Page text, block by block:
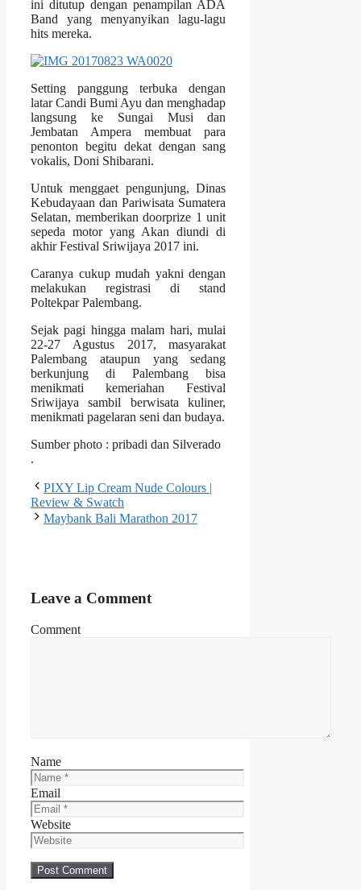
ini ditutup dengan penampilan ADA
Band yang menyanyikan lagu-lagu
hits mereka.
Setting panggung terbuka dengan
latar Candi Bumi Ayu dan menghadap
langsung ke Sungai Musi dan
Jembatan Ampera membuat para
penonton begitu dekat dengan sang
vokalis, Doni Shibarani.
Untuk menggaet pengunjung, Dinas
Kebudayaan dan Pariwisata Sumatera
Selatan, memberikan doorprize 1 unit
sepeda motor yang Akan diundi di
akhir Festival Sriwijaya 2017 ini.
Caranya cukup mudah yakni dengan
melakukan registrasi di stand
Poltekpar Palembang.
Sejak pagi hingga malam hari, mulai
22-27 Agustus 2017, masyarakat
Palembang ataupun yang sedang
berkunjung di Palembang bisa
menikmati kemeriahan Festival
Sriwijaya sambil berwisata kuliner,
menikmati pagelaran seni dan budaya.
Sumber photo : pribadi dan Silverado
.
PIXY Lip Cream Nude Colours |
Review & Swatch
Maybank Bali Marathon 2017
Leave a Comment
Comment
Name
Email
Website